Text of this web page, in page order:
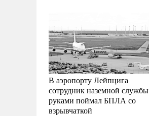
В аэропорту Лейпцига
сотрудник наземной службы
руками поймал БПЛА со
взрывчаткой